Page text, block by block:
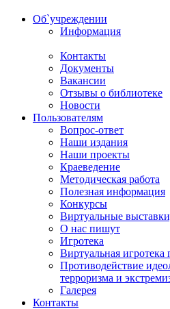
Об`учреждении
Информация
Контакты
Документы
Вакансии
Отзывы о библиотеке
Новости
Пользователям
Вопрос-ответ
Наши издания
Наши проекты
Краеведение
Методическая работа
Полезная информация
Конкурсы
Виртуальные
О нас пишут
Игротека
Виртуальная игротека
Противодействие
терроризма и
Галерея
Контакты